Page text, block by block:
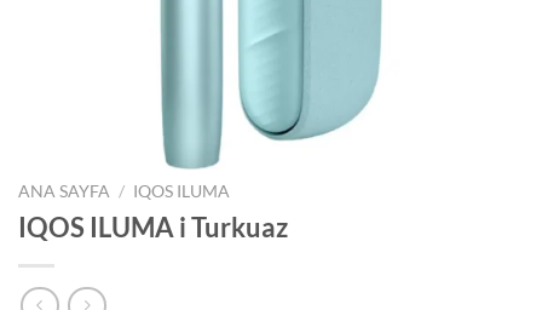
ANA SAYFA / IQOS ILUMA
IQOS ILUMA i Turkuaz